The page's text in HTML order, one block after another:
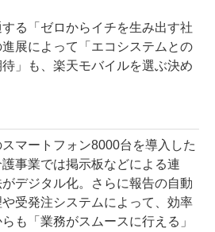
る「ゼロからイチを生み出す社
展によって「エコシステムとの
」も、楽天モバイルを選ぶ決め
マートフォン8000台を導入した
事業では掲示板などによる連
デジタル化。さらに報告の自動
受発注システムによって、効率
も「業務がスムースに行える」